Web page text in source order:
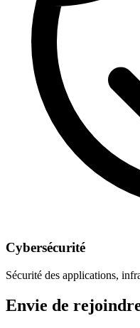
Cybersécurité
Sécurité des applications,
Envie de